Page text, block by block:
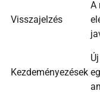
Visszajelzés
A
Kezdeményezések